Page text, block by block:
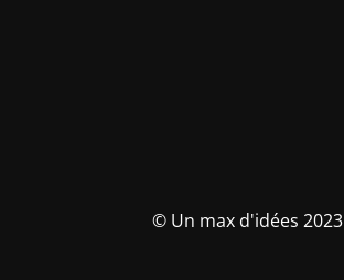
© Un max d'idées 2023